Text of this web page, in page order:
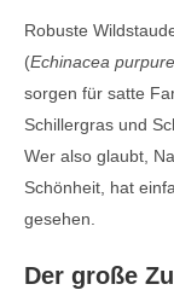
Robuste
(Echinacea
sorgen für satte
Schillergras und
Wer also glaubt,
Schönheit, hat
gesehen.
Der große